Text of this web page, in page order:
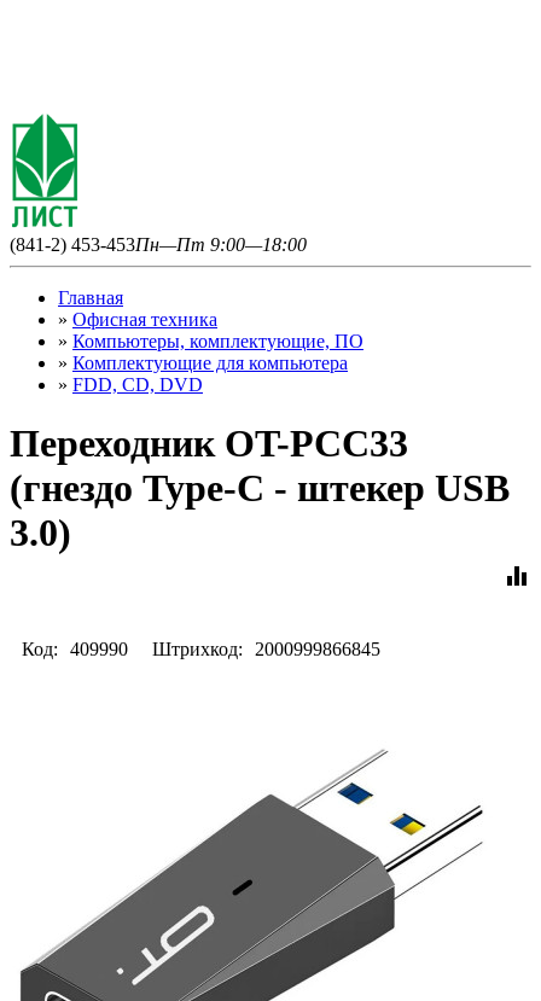
(841-2) 453-453Пн—Пт 9:00—18:00
Главная
» Офисная техника
» Компьютеры, комплектующие, ПО
» Комплектующие для компьютера
» FDD, CD, DVD
Переходник OT-PCC33
(гнездо Type-C - штекер USB
3.0)
equalizer
Код: 409990 Штрихкод: 2000999866845